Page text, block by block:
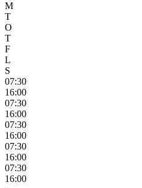
M
T
O
T
F
L
S
07:30
16:00
07:30
16:00
07:30
16:00
07:30
16:00
07:30
16:00